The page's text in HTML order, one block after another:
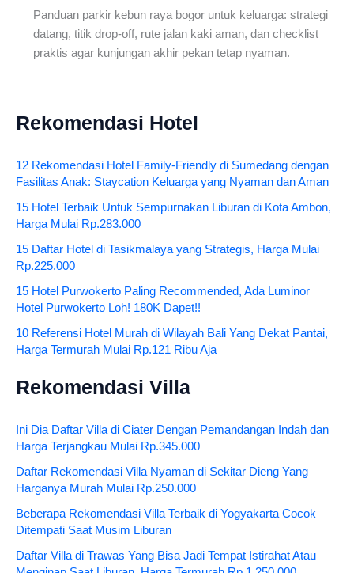
Panduan parkir kebun raya bogor untuk keluarga: strategi
datang, titik drop-off, rute jalan kaki aman, dan checklist
praktis agar kunjungan akhir pekan tetap nyaman.
Rekomendasi Hotel
12 Rekomendasi Hotel Family-Friendly di Sumedang dengan
Fasilitas Anak: Staycation Keluarga yang Nyaman dan Aman
15 Hotel Terbaik Untuk Sempurnakan Liburan di Kota Ambon,
Harga Mulai Rp.283.000
15 Daftar Hotel di Tasikmalaya yang Strategis, Harga Mulai
Rp.225.000
15 Hotel Purwokerto Paling Recommended, Ada Luminor
Hotel Purwokerto Loh! 180K Dapet!!
10 Referensi Hotel Murah di Wilayah Bali Yang Dekat Pantai,
Harga Termurah Mulai Rp.121 Ribu Aja
Rekomendasi Villa
Ini Dia Daftar Villa di Ciater Dengan Pemandangan Indah dan
Harga Terjangkau Mulai Rp.345.000
Daftar Rekomendasi Villa Nyaman di Sekitar Dieng Yang
Harganya Murah Mulai Rp.250.000
Beberapa Rekomendasi Villa Terbaik di Yogyakarta Cocok
Ditempati Saat Musim Liburan
Daftar Villa di Trawas Yang Bisa Jadi Tempat Istirahat Atau